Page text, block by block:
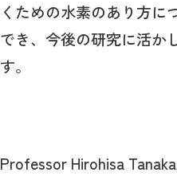
くための水素のあり方に
でき、今後の研究に活か
す。
Professor Hirohisa